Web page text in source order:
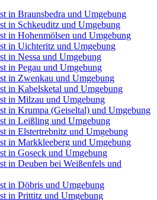
in Braunsbedra und Umgebung
in Schkeuditz und Umgebung
in Hohenmölsen und Umgebung
in Uichteritz und Umgebung
in Nessa und Umgebung
in Pegau und Umgebung
in Zwenkau und Umgebung
in Kabelsketal und Umgebung
in Milzau und Umgebung
in Krumpa (Geiseltal) und Umgebung
in Leißling und Umgebung
in Elstertrebnitz und Umgebung
in Markkleeberg und Umgebung
in Goseck und Umgebung
in Deuben bei Weißenfels und
in Döbris und Umgebung
in Prittitz und Umgebung